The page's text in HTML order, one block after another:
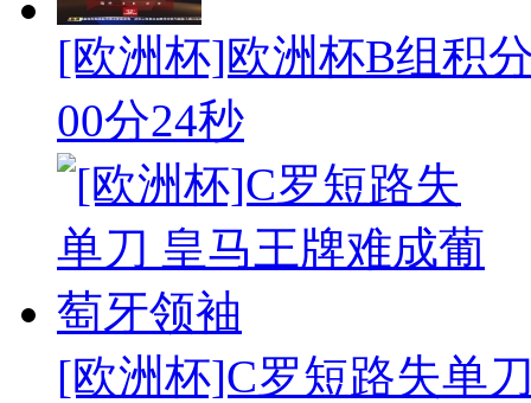
[欧洲杯]欧洲杯B组积
00分24秒
[欧洲杯]C罗短路失单